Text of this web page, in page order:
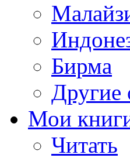
Бирма
Другие
Мои
Читать